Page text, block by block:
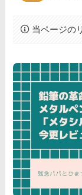
当ページの